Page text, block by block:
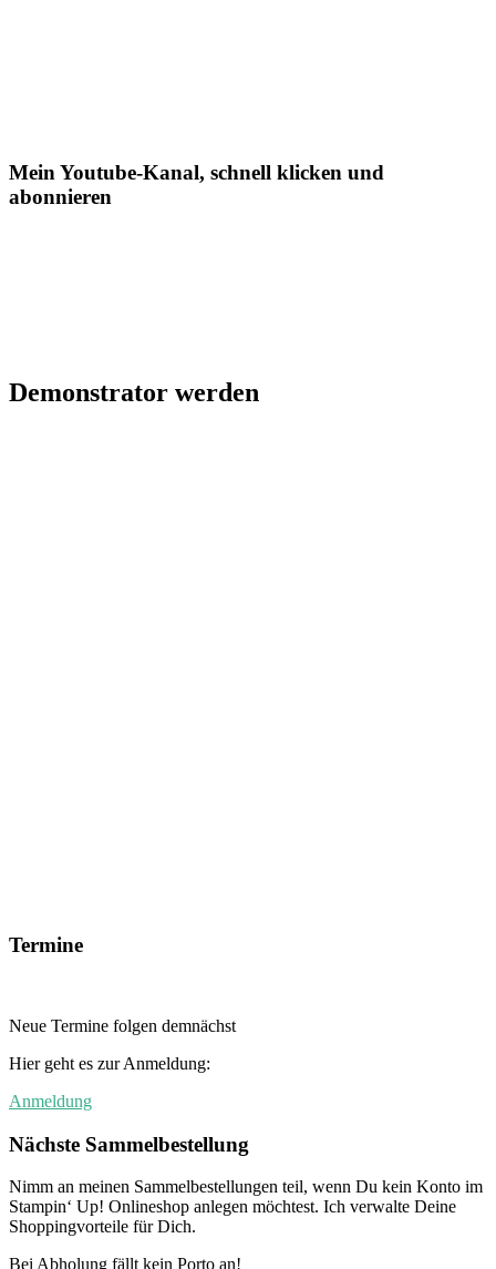
Mein Youtube-Kanal, schnell klicken und
abonnieren
Demonstrator werden
Termine
Neue Termine folgen demnächst
Hier geht es zur Anmeldung:
Anmeldung
Nächste Sammelbestellung
Nimm an meinen Sammelbestellungen teil, wenn Du kein Konto im
Stampin‘ Up! Onlineshop anlegen möchtest. Ich verwalte Deine
Shoppingvorteile für Dich.
Bei Abholung fällt kein Porto an!